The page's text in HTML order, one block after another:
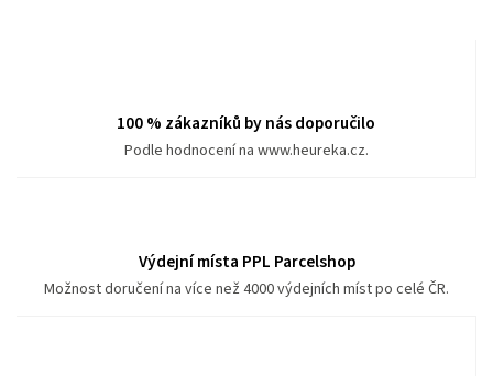
100 % zákazníků by nás doporučilo
Podle hodnocení na www.heureka.cz.
Výdejní místa PPL Parcelshop
Možnost doručení na více než 4000 výdejních míst po celé ČR.